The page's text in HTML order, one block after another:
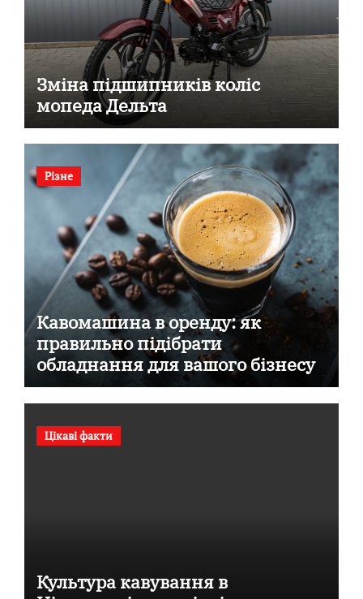
Зміна підшипників коліс
мопеда Дельта
Різне
Кавомашина в оренду: як
правильно підібрати
обладнання для вашого бізнесу
Цікаві факти
Культура кавування в